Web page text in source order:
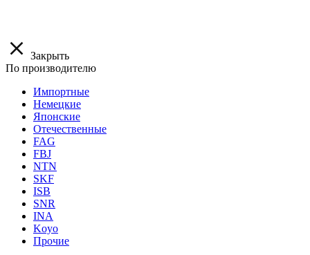
Закрыть
По производителю
Импортные
Немецкие
Японские
Отечественные
FAG
FBJ
NTN
SKF
ISB
SNR
INA
Koyo
Прочие